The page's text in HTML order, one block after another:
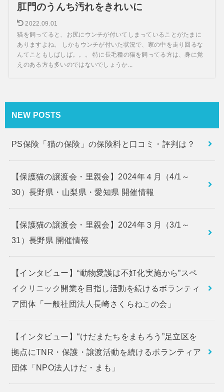
肛門のうんち汚れをきれいに
2022.09.01
猫を飼ってると、お尻にウンチが付いてしまっていることがたまに
ありますよね。 しかもウンチが付いた状況で、家の中を走り回るな
んてこともしばしば。。。 特に長毛種の猫を飼ってる方は、身に覚
えのある方も多いのではないでしょうか...
NEW POSTS
PS保険「猫の保険」の保険料と口コミ・評判は？
【保護猫の譲渡会・里親会】2024年４月（4/1～
30）長野県・山梨県・愛知県 開催情報
【保護猫の譲渡会・里親会】2024年３月（3/1～
31）長野県 開催情報
【インタビュー】“動物愛護は不妊化実施から”スペ
イクリニック開業を目指し活動を続けるボランティ
ア団体「一般社団法人長崎さくらねこの会」
【インタビュー】“けだまたちをまもろう”足立区を
拠点にTNR・保護・譲渡活動を続けるボランティア
団体「NPO法人けだ・まも」